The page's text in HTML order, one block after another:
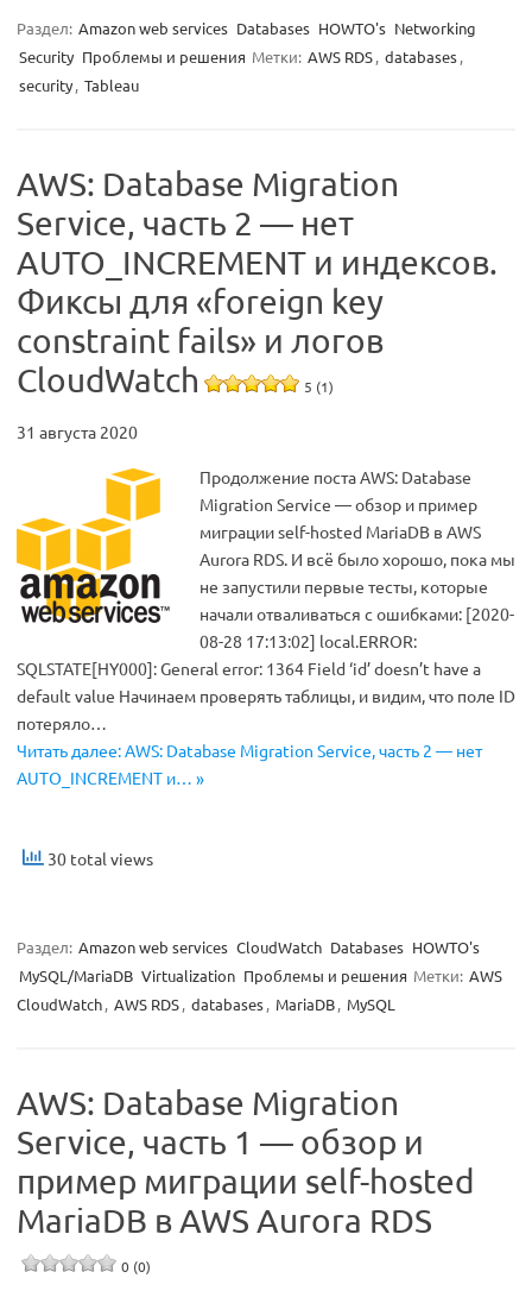
Раздел: Amazon web services Databases HOWTO's Networking
Security Проблемы и решения Метки: AWS RDS, databases,
security, Tableau
AWS: Database Migration
Service, часть 2 — нет
AUTO_INCREMENT и индексов.
Фиксы для «foreign key
constraint fails» и логов
CloudWatch
5 (1)
31 августа 2020
Продолжение поста AWS: Database
Migration Service — обзор и пример
миграции self-hosted MariaDB в AWS
Aurora RDS. И всё было хорошо, пока мы
не запустили первые тесты, которые
начали отваливаться с ошибками: [2020-
08-28 17:13:02] local.ERROR:
SQLSTATE[HY000]: General error: 1364 Field ‘id’ doesn’t have a
default value Начинаем проверять таблицы, и видим, что поле ID
потеряло…
Читать далее: AWS: Database Migration Service, часть 2 — нет
AUTO_INCREMENT и… »
30 total views
Раздел: Amazon web services CloudWatch Databases HOWTO's
MySQL/MariaDB Virtualization Проблемы и решения Метки: AWS
CloudWatch, AWS RDS, databases, MariaDB, MySQL
AWS: Database Migration
Service, часть 1 — обзор и
пример миграции self-hosted
MariaDB в AWS Aurora RDS
0 (0)